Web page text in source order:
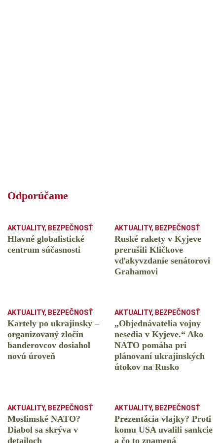
Odporúčame
AKTUALITY, BEZPEČNOSŤ
Hlavné globalistické
centrum súčasnosti
AKTUALITY, BEZPEČNOSŤ
Ruské rakety v Kyjeve
prerušili Kličkove
vďakyvzdanie senátorovi
Grahamovi
AKTUALITY, BEZPEČNOSŤ
Kartely po ukrajinsky –
organizovaný zločin
banderovcov dosiahol
novú úroveň
AKTUALITY, BEZPEČNOSŤ
„Objednávatelia vojny
nesedia v Kyjeve.“ Ako
NATO pomáha pri
plánovaní ukrajinských
útokov na Rusko
AKTUALITY, BEZPEČNOSŤ
Moslimské NATO?
Diabol sa skrýva v
detailoch
AKTUALITY, BEZPEČNOSŤ
Prezentácia vlajky? Proti
komu USA uvalili sankcie
a čo to znamená